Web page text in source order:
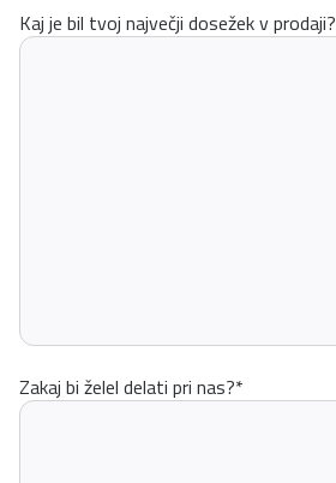
Kaj je bil tvoj največji dosežek v prodaji?
Zakaj bi želel delati pri nas?*